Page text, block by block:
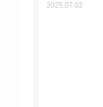
2025.07.02